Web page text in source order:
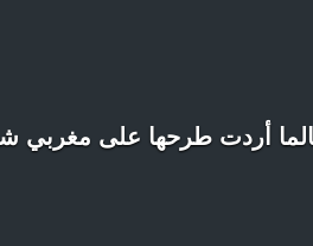
أردت طرحها على